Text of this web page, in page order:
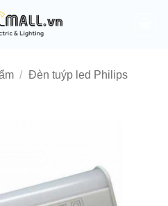
/ Đèn tuýp led Philips